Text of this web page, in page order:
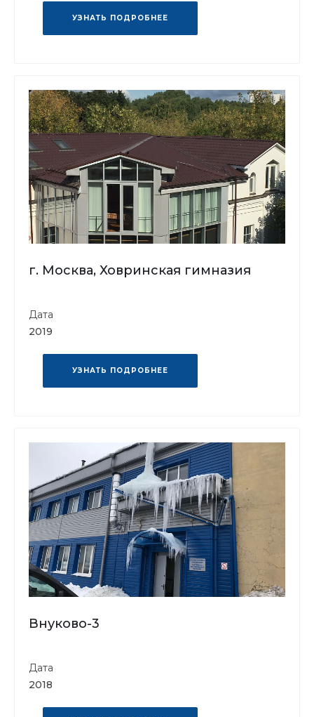
УЗНАТЬ ПОДРОБНЕЕ
г. Москва, Ховринская гимназия
Дата
2019
УЗНАТЬ ПОДРОБНЕЕ
Внуково-3
Дата
2018